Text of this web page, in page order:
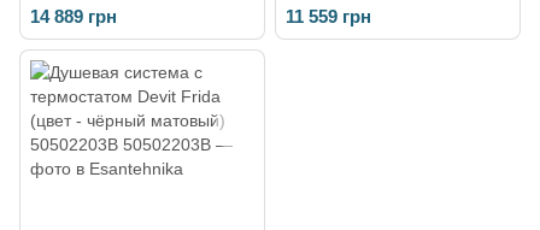
(50502203)
14 889 грн
хром) 3390SP
11 559 грн